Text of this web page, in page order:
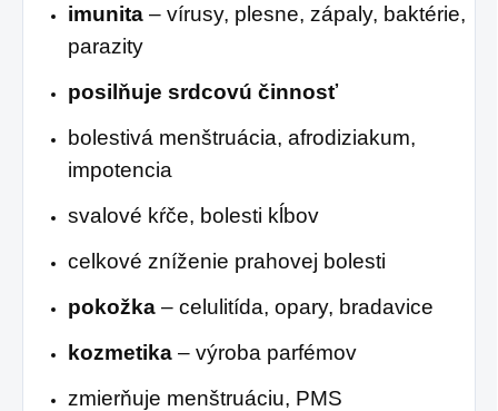
imunita – vírusy, plesne, zápaly, baktérie,
parazity
posilňuje srdcovú činnosť
bolestivá menštruácia, afrodiziakum,
impotencia
svalové kŕče, bolesti kĺbov
celkové zníženie prahovej bolesti
pokožka – celulitída, opary, bradavice
kozmetika – výroba parfémov
zmierňuje menštruáciu, PMS